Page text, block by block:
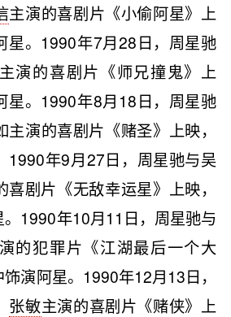
主演的喜剧片《小偷阿星》上
星。1990年7月28日，周星驰
主演的喜剧片《师兄撞鬼》上
星。1990年8月18日，周星驰
主演的喜剧片《赌圣》上映，
1990年9月27日，周星驰与吴
剧片《无敌幸运星》上映，
1990年10月11日，周星驰与
的犯罪片《江湖最后一个大
演阿星。1990年12月13日，
张敏主演的喜剧片《赌侠》上